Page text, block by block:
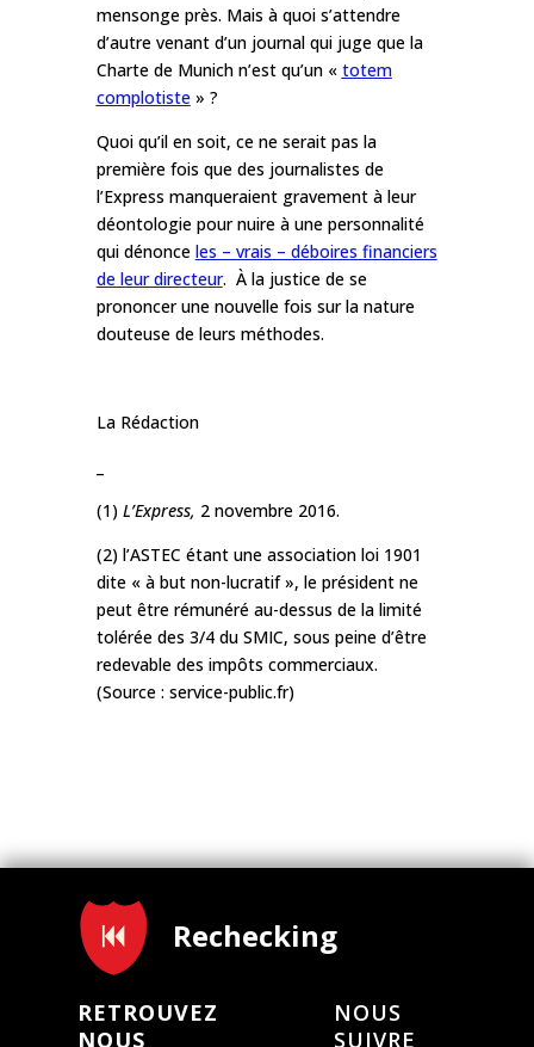
mensonge près. Mais à quoi s’attendre
d’autre venant d’un journal qui juge que la
Charte de Munich n’est qu’un « totem
complotiste» ?
Quoi qu’il en soit, ce ne serait pas la
première fois que des journalistes de
l’Express manqueraient gravement à leur
déontologie pour nuire à une personnalité
qui dénonce les – vrais – déboires financiers
de leur directeur. À la justice de se
prononcer une nouvelle fois sur la nature
douteuse de leurs méthodes.
La Rédaction
(1) L’Express, 2 novembre 2016.
(2) l’ASTEC étant une association loi 1901
dite « à but non-lucratif », le président ne
peut être rémunéré au-dessus de la limité
tolérée des 3/4 du SMIC, sous peine d’être
redevable des impôts commerciaux.
(Source : service-public.fr)
Rechecking
RETROUVEZ
NOUS
NOUS
SUIVRE